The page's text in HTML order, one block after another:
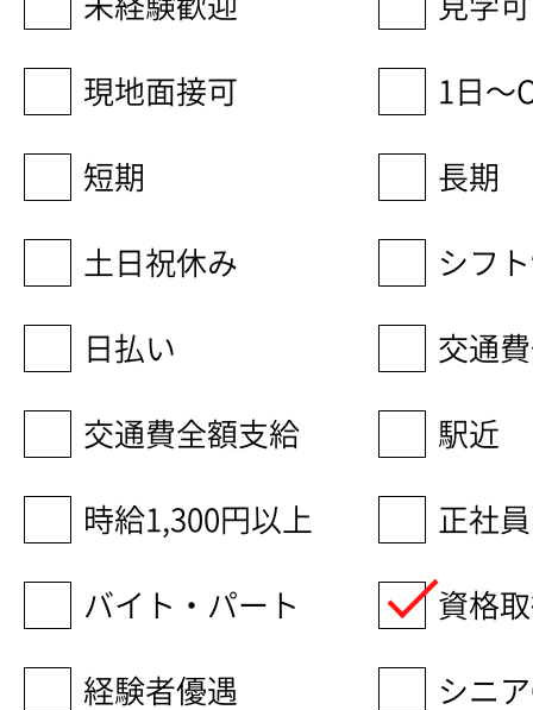
現地面接可 1日〜
短期 長期
土日祝休み シフ
日払い 交通
交通費全額支給 駅近
時給1,300円以上 正社員
バイト・パート 資格
経験者優遇 シニ